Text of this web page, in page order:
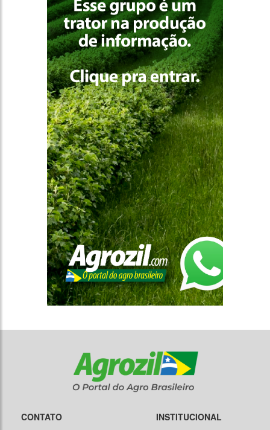
CONTATO
INSTITUCIONAL